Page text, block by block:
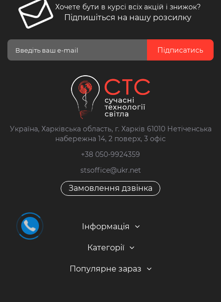
Хочете бути в курсі всіх акцій і знижок?
Підпишіться на нашу розсилку
Підписатись
Україна, Харківська область, г. Харків 61010 Нетіченська
набережна 14, 2 поверх, 3 офіс
+38 050-9924359
stsoffice@ukr.net
Замовлення дзвінка
Інформація
Категорії
Популярне зараз